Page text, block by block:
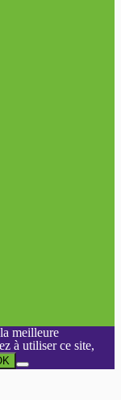
meilleure
à utiliser ce site,